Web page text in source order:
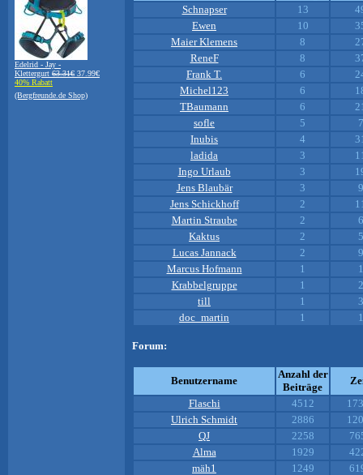
Edelrid - Jay -
Klettergurt 63.31€ 37.99€
40% Rabatt
(Bergfreunde.de Shop)
Schnapser
13
Ewen
10
Maier Klemens
8
ReneF
8
Frank T.
6
Michel123
6
TBaumann
6
sofle
5
Inubis
4
ladida
3
Ingo Urlaub
3
Jens Blaubär
3
Jens Schickhoff
2
Martin Straube
2
Kaktus
2
Lucas Jannack
2
Marcus Hofmann
1
Krabbelgruppe
1
till
1
doc_martin
1
Forum:
Benutzername
Anzahl der
Beiträge
Flaschi
4512
Ulrich Schmidt
2886
QJ
2258
Alma
1929
mäh1
1249